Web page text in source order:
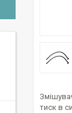
тиск в